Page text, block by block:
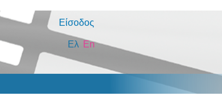
Είσοδος
En
Ελ